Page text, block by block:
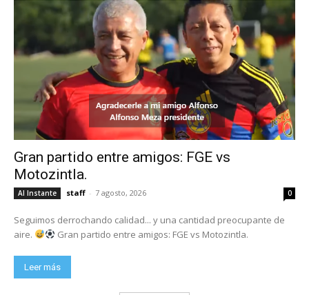
Gran partido entre amigos: FGE vs
Motozintla.
Al Instante staff - 7 agosto, 2026 0
Seguimos derrochando calidad... y una cantidad preocupante de
aire.
Gran partido entre amigos: FGE vs Motozintla.
Leer más